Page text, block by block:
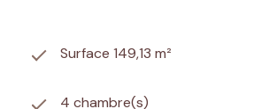
Surface 149,13 m²
4 chambre(s)